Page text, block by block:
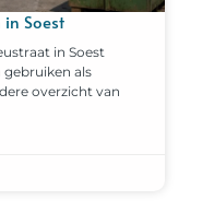
Soest
in Soest
gebruiken als
overzicht van